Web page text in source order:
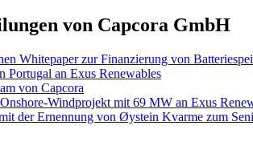
von Capcora GmbH
Whitepaper zur Finanzierung von
Portugal an Exus Renewables
von Capcora
Windprojekt mit 69 MW an Exus
der Ernennung von Øystein Kvarme zum